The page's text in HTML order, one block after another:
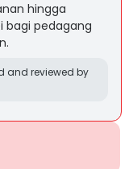
hingga
bagi pedagang
and reviewed by